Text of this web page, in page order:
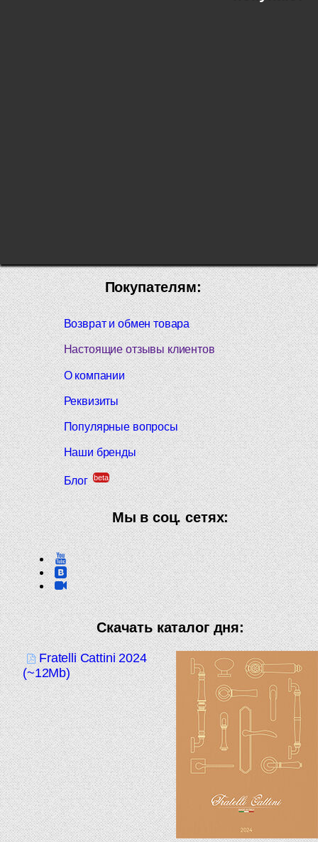
Покупателям:
Возврат и обмен товара
Настоящие отзывы клиентов
О компании
Реквизиты
Популярные вопросы
Наши бренды
Блог beta
Мы в соц. сетях:
Скачать каталог дня:
Fratelli Cattini 2024
(~12Mb)